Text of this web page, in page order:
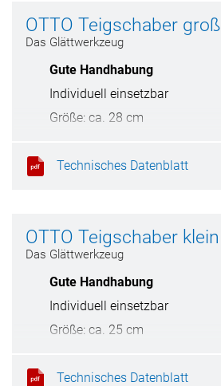
OTTO Teigschaber groß
Das Glättwerkzeug
Gute Handhabung
Individuell einsetzbar
Größe: ca. 28 cm
Technisches Datenblatt
OTTO Teigschaber klein
Das Glättwerkzeug
Gute Handhabung
Individuell einsetzbar
Größe: ca. 25 cm
Technisches Datenblatt